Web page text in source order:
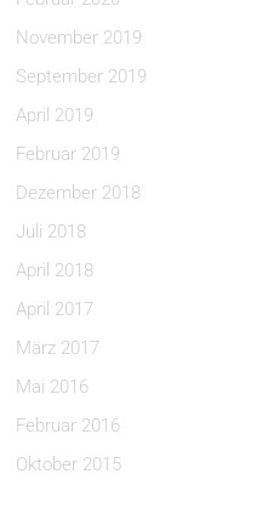
November 2019
September 2019
April 2019
Februar 2019
Dezember 2018
Juli 2018
April 2018
April 2017
März 2017
Mai 2016
Februar 2016
Oktober 2015